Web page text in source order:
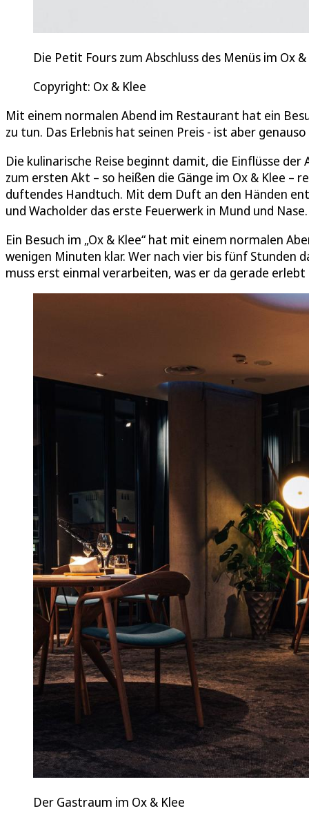
Die Petit Fours zum Abschluss des Menüs im Ox
Copyright: Ox & Klee
Mit einem normalen Abend im Restaurant hat ein
zu tun. Das Erlebnis hat seinen Preis - ist aber
Die kulinarische Reise beginnt damit, die Einflüsse
zum ersten Akt – so heißen die Gänge im Ox & Klee –
duftendes Handtuch. Mit dem Duft an den Händen
und Wacholder das erste Feuerwerk in Mund und Nase.
Ein Besuch im „Ox & Klee“ hat mit einem normalen
wenigen Minuten klar. Wer nach vier bis fünf Stunden
muss erst einmal verarbeiten, was er da gerade erlebt
Der Gastraum im Ox & Klee